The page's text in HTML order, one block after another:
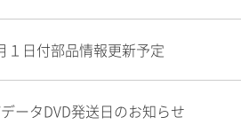
１日付部品情報更新予定
ータDVD発送日のお知らせ